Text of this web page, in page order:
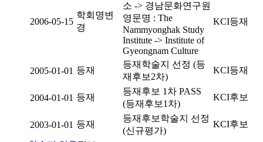
2006-05-15
학회명변
경
소 -> 경남문화연구원
영문명 : The
Nammyonghak Study
Institute -> Institute of
Gyeongnam Culture
KCI등재
2005-01-01 등재
등재학술지 선정 (등
재후보2차)
KCI등재
2004-01-01 등재
등재후보 1차 PASS
(등재후보1차)
KCI후보
2003-01-01 등재
등재후보학술지 선정
(신규평가)
KCI후보